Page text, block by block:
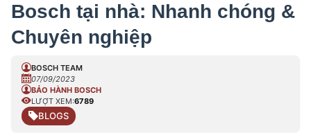
Bosch tại nhà: Nhanh chóng &
Chuyên nghiệp
BOSCH TEAM
07/09/2023
BẢO HÀNH BOSCH
LƯỢT XEM:6789
BLOGS